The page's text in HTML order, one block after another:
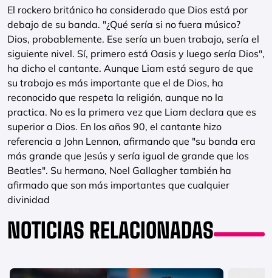
El rockero británico ha considerado que Dios está por
debajo de su banda. "¿Qué sería si no fuera músico?
Dios, probablemente. Ese sería un buen trabajo, sería el
siguiente nivel. Sí, primero está Oasis y luego sería Dios",
ha dicho el cantante. Aunque Liam está seguro de que
su trabajo es más importante que el de Dios, ha
reconocido que respeta la religión, aunque no la
practica. No es la primera vez que Liam declara que es
superior a Dios. En los años 90, el cantante hizo
referencia a John Lennon, afirmando que "su banda era
más grande que Jesús y sería igual de grande que los
Beatles". Su hermano, Noel Gallagher también ha
afirmado que son más importantes que cualquier
divinidad
NOTICIAS RELACIONADAS